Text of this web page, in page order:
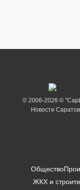
© 2006-2026 ©
Новости
Общество
ЖКХ и